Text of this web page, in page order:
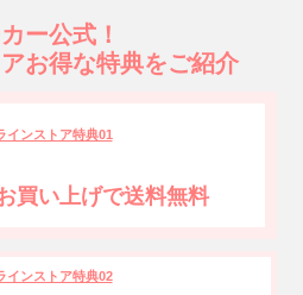
ー公式！
お得な特典をご紹介
インストア特典01
買い上げで送料無料
インストア特典02